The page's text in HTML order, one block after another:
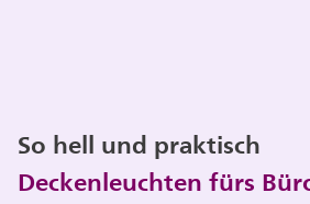
So hell und praktisch
Deckenleuchten fürs